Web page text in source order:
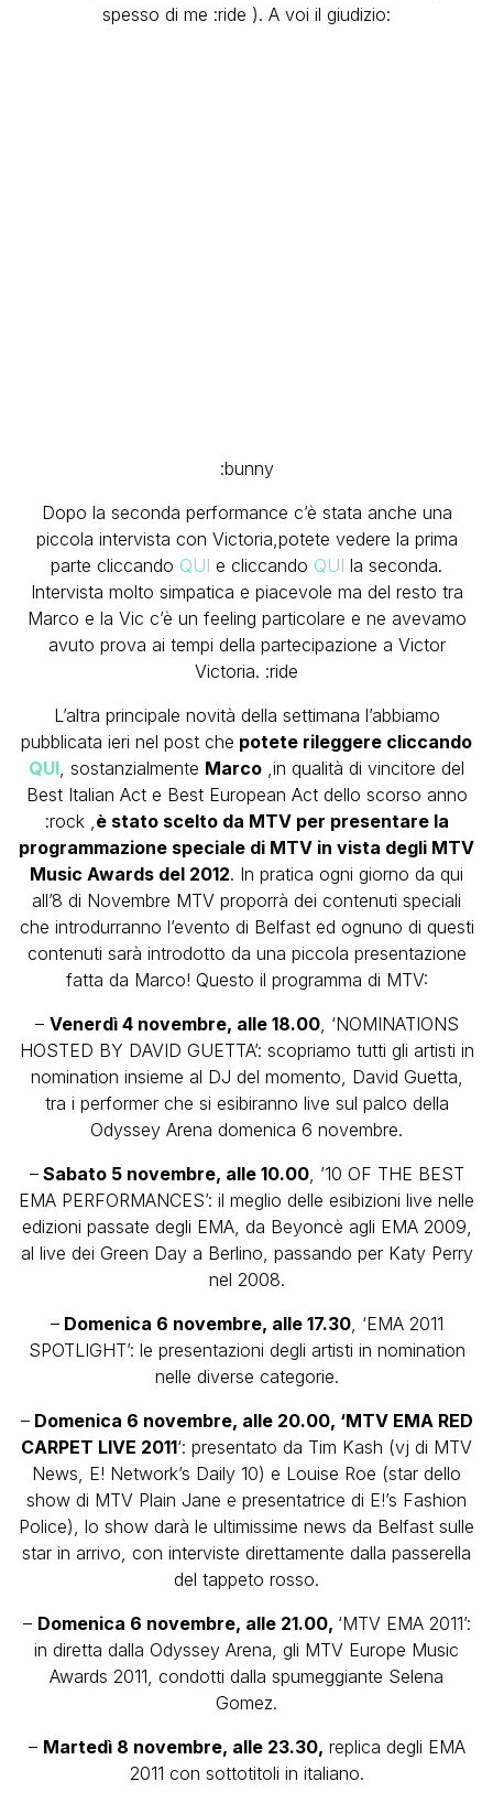
spesso di me :ride ). A voi il giudizio:
:bunny
Dopo la seconda performance c’è stata anche una
piccola intervista con Victoria,potete vedere la prima
parte cliccando QUI e cliccando QUI la seconda.
Intervista molto simpatica e piacevole ma del resto tra
Marco e la Vic c’è un feeling particolare e ne avevamo
avuto prova ai tempi della partecipazione a Victor
Victoria. :ride
L’altra principale novità della settimana l’abbiamo
pubblicata ieri nel post che potete rileggere cliccando
QUI , sostanzialmente Marco ,in qualità di vincitore del
Best Italian Act e Best European Act dello scorso anno
:rock , è stato scelto da MTV per presentare la
programmazione speciale di MTV in vista degli MTV
Music Awards del 2012. In pratica ogni giorno da qui
all’8 di Novembre MTV proporrà dei contenuti speciali
che introdurranno l’evento di Belfast ed ognuno di questi
contenuti sarà introdotto da una piccola presentazione
fatta da Marco! Questo il programma di MTV:
– Venerdì 4 novembre, alle 18.00, ‘NOMINATIONS
HOSTED BY DAVID GUETTA’: scopriamo tutti gli artisti in
nomination insieme al DJ del momento, David Guetta,
tra i performer che si esibiranno live sul palco della
Odyssey Arena domenica 6 novembre.
–Sabato 5 novembre, alle 10.00, ’10 OF THE BEST
EMA PERFORMANCES’: il meglio delle esibizioni live nelle
edizioni passate degli EMA, da Beyoncè agli EMA 2009,
al live dei Green Day a Berlino, passando per Katy Perry
nel 2008.
–Domenica 6 novembre, alle 17.30, ‘EMA 2011
SPOTLIGHT’: le presentazioni degli artisti in nomination
nelle diverse categorie.
–Domenica 6 novembre, alle 20.00, ‘MTV EMA RED
CARPET LIVE 2011‘: presentato da Tim Kash (vj di MTV
News, E! Network’s Daily 10) e Louise Roe (star dello
show di MTV Plain Jane e presentatrice di E!’s Fashion
Police), lo show darà le ultimissime news da Belfast sulle
star in arrivo, con interviste direttamente dalla passerella
del tappeto rosso.
– Domenica 6 novembre, alle 21.00, ‘MTV EMA 2011’:
in diretta dalla Odyssey Arena, gli MTV Europe Music
Awards 2011, condotti dalla spumeggiante Selena
Gomez.
– Martedì 8 novembre, alle 23.30, replica degli EMA
2011 con sottotitoli in italiano.